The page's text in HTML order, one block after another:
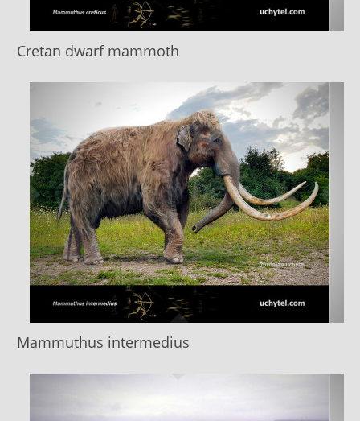
Cretan dwarf mammoth
Mammuthus intermedius